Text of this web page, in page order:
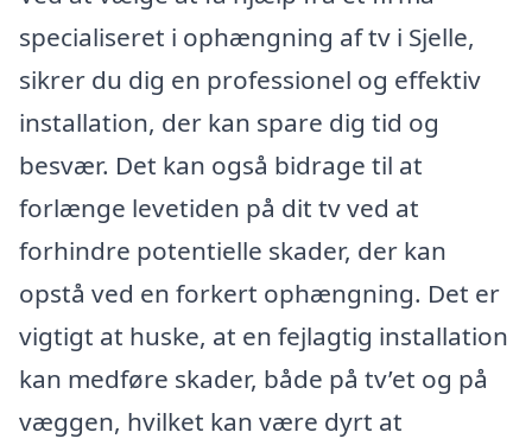
specialiseret i ophængning af tv i Sjelle,
sikrer du dig en professionel og effektiv
installation, der kan spare dig tid og
besvær. Det kan også bidrage til at
forlænge levetiden på dit tv ved at
forhindre potentielle skader, der kan
opstå ved en forkert ophængning. Det er
vigtigt at huske, at en fejlagtig installation
kan medføre skader, både på tv’et og på
væggen, hvilket kan være dyrt at